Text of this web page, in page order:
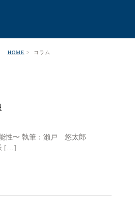
HOME コラム
性〜 執筆：瀨戸 悠太郎
[…]